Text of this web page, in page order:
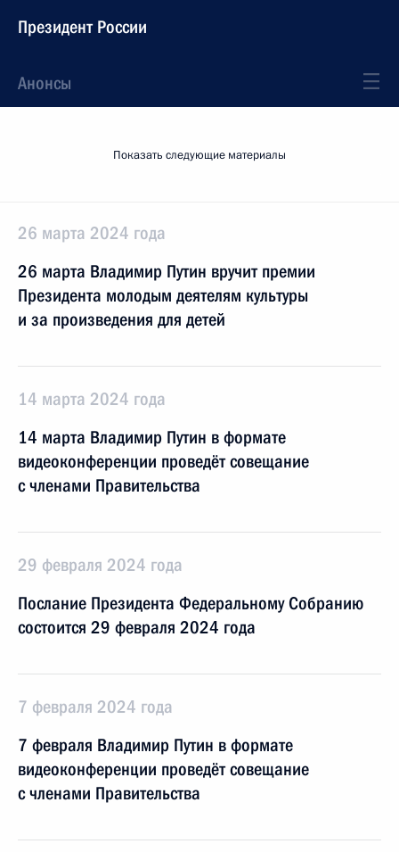
Президент России
Анонсы
Показать следующие материалы
26 марта 2024 года
26 марта Владимир Путин вручит премии
Президента молодым деятелям культуры
и за произведения для детей
14 марта 2024 года
14 марта Владимир Путин в формате
видеоконференции проведёт совещание
с членами Правительства
29 февраля 2024 года
Послание Президента Федеральному Собранию
состоится 29 февраля 2024 года
7 февраля 2024 года
7 февраля Владимир Путин в формате
видеоконференции проведёт совещание
с членами Правительства